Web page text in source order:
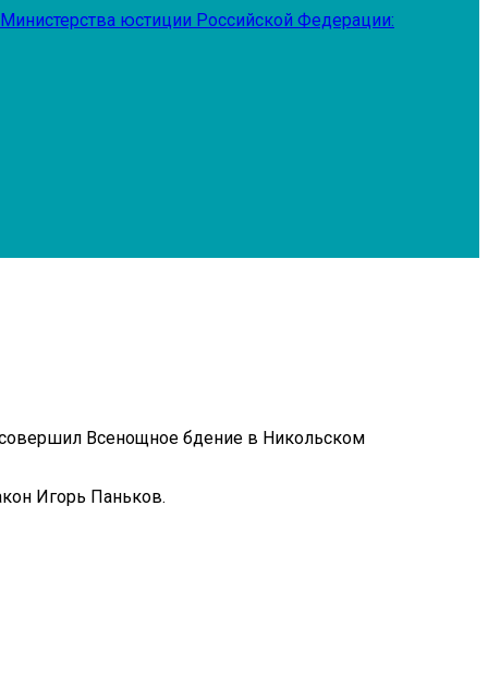
юстиции Российской Федерации:
Всенощное бдение в Никольском
Игорь Паньков.